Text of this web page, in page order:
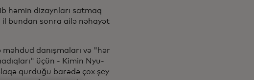
həmin dizaynları satmaq
il bundan sonra ailə nəhayət
danışmaları və "hər
üçün - Kimin Nyu-
qurduğu barədə çox şey